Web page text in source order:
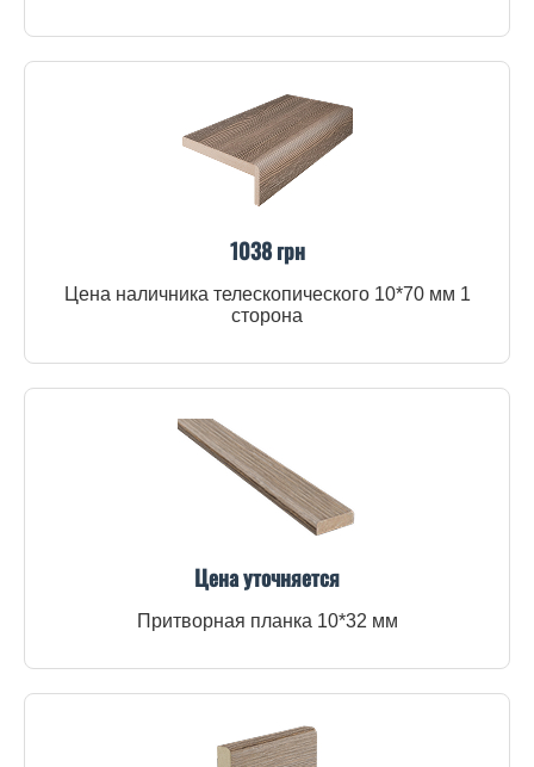
1038 грн
Цена наличника телескопического 10*70 мм 1
сторона
Цена уточняется
Притворная планка 10*32 мм